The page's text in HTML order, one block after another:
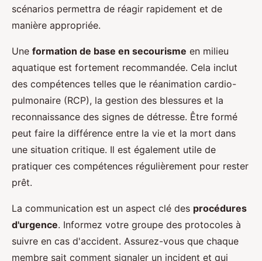
scénarios permettra de réagir rapidement et de
manière appropriée.
Une formation de base en secourisme en milieu
aquatique est fortement recommandée. Cela inclut
des compétences telles que le réanimation cardio-
pulmonaire (RCP), la gestion des blessures et la
reconnaissance des signes de détresse. Être formé
peut faire la différence entre la vie et la mort dans
une situation critique. Il est également utile de
pratiquer ces compétences régulièrement pour rester
prêt.
La communication est un aspect clé des procédures
d'urgence. Informez votre groupe des protocoles à
suivre en cas d'accident. Assurez-vous que chaque
membre sait comment signaler un incident et qui